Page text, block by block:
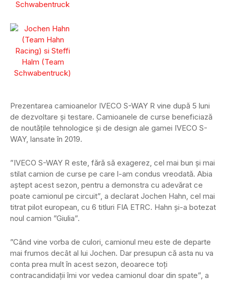
Prezentarea camioanelor IVECO S-WAY R vine după 5 luni
de dezvoltare și testare. Camioanele de curse beneficiază
de noutățile tehnologice și de design ale gamei IVECO S-
WAY, lansate în 2019.
”IVECO S-WAY R este, fără să exagerez, cel mai bun și mai
stilat camion de curse pe care l-am condus vreodată. Abia
aștept acest sezon, pentru a demonstra cu adevărat ce
poate camionul pe circuit”, a declarat Jochen Hahn, cel mai
titrat pilot european, cu 6 titluri FIA ETRC. Hahn și-a botezat
noul camion ”Giulia”.
”Când vine vorba de culori, camionul meu este de departe
mai frumos decât al lui Jochen. Dar presupun că asta nu va
conta prea mult în acest sezon, deoarece toți
contracandidații îmi vor vedea camionul doar din spate”, a